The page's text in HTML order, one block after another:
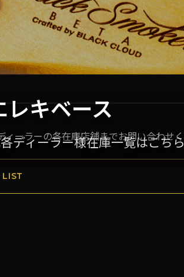
レキベース
ディーラー様在庫一覧はこち
ーラーの各在庫店舗までお問い合わせく
LIST